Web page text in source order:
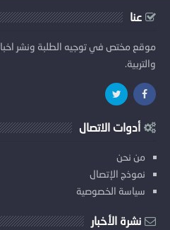
عنا
موقع مختص في توجيه الطلبة ونشر اخبار
والتربية.
أدوات الاتصال
من نحن
نموذج الإتصال
سياسة الخصوصية
نشرة الأخبار